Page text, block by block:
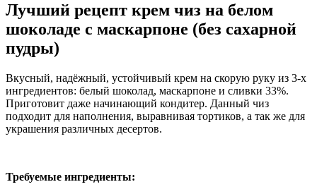
Лучший рецепт крем чиз на белом
шоколаде с маскарпоне (без сахарной
пудры)
Вкусный, надёжный, устойчивый крем на скорую руку из 3-х
ингредиентов: белый шоколад, маскарпоне и сливки 33%.
Приготовит даже начинающий кондитер. Данный чиз
подходит для наполнения, выравнивая тортиков, а так же для
украшения различных десертов.
Требуемые ингредиенты: